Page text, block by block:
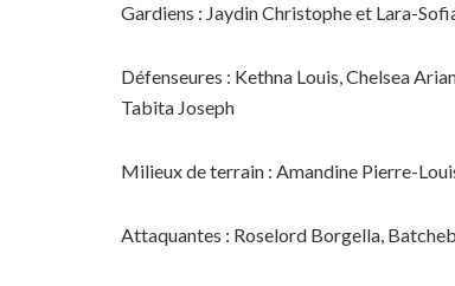
Gardiens : Jaydin Christophe et Lara-
Défenseures : Kethna Louis, Chelsea
Tabita Joseph
Milieux de terrain : Amandine Pierre-
Attaquantes : Roselord Borgella,